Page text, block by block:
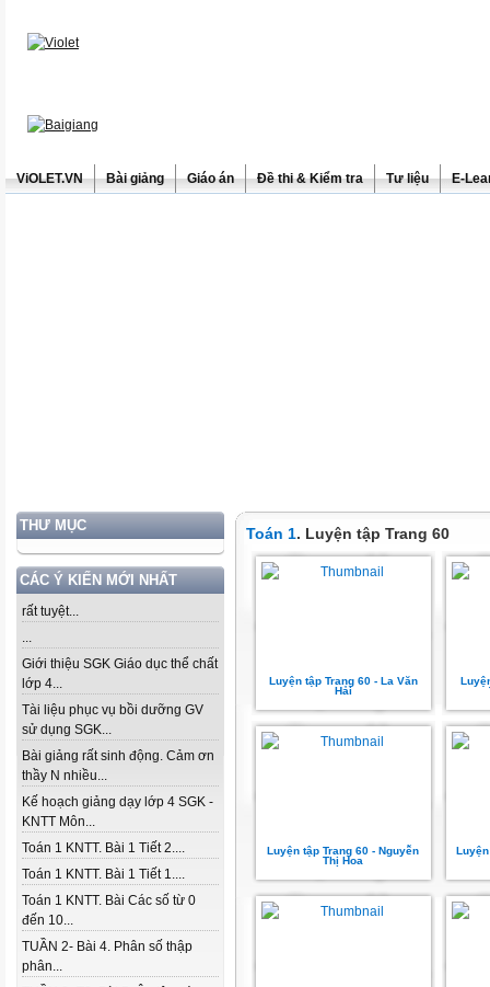
ViOLET.VN Bài giảng Giáo án Đề thi & Kiểm tra Tư liệu E-
THƯ MỤC
CÁC Ý KIẾN MỚI NHẤT
rất tuyệt...
...
Giới thiệu SGK Giáo dục thể chất
lớp 4...
Tài liệu phục vụ bồi dưỡng GV
sử dụng SGK...
Bài giảng rất sinh động. Cảm ơn
thầy N nhiều...
Kế hoạch giảng dạy lớp 4 SGK -
KNTT Môn...
Toán 1 KNTT. Bài 1 Tiết 2....
Toán 1 KNTT. Bài 1 Tiết 1....
Toán 1 KNTT. Bài Các số từ 0
đến 10...
TUẦN 2- Bài 4. Phân số thập
phân...
Toán 1. Luyện tập Trang 60
Luyện tập Trang 60 - La Văn
Hải
Luyện tập Trang 60 - Nguyễn
Thị Hoa